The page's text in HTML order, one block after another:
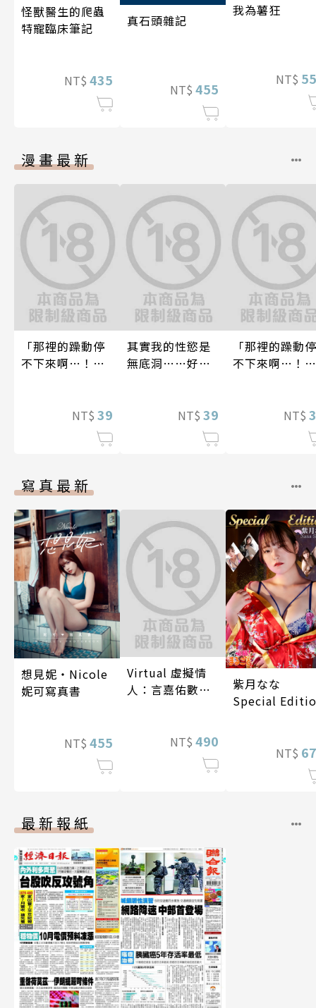
怪獸醫生的爬蟲
特寵臨床筆記
NT$ 435
真石頭雜記
NT$ 455
我為薯狂
NT$
漫畫最新
「那裡的躁動停
不下來啊…！」
滿人電車(第18
NT$ 39
其實我的性慾是
無底洞……好想
NT$ 39
「那裡的躁動停
不下來啊…！」
滿人電車(第12
NT$
寫真最新
想見妮‧Nicole
妮可寫真書
NT$ 455
Virtual 虛擬情
人：言嘉佑數位
NT$ 490
紫月なな
Special
NT$
最新報紙